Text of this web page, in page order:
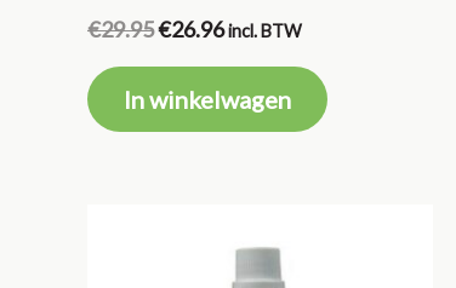
€29.95Oorspronkelijke
€29.95.
€26.96Huidige
€26.96.
incl. BTW
In winkelwagen